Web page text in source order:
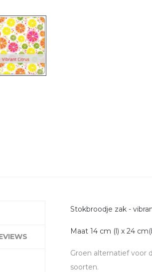
Stokbroodje zak -
Maat 14 cm (l) x 24
Groen alternatief voor
soorten.